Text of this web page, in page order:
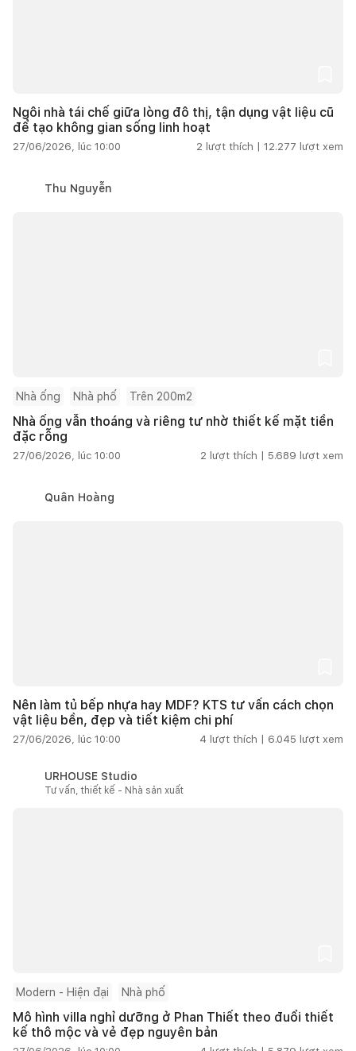
Ngôi nhà tái chế giữa lòng đô thị, tận dụng vật liệu cũ
để tạo không gian sống linh hoạt
27/06/2026, lúc 10:00 2 lượt thích | 12.277 lượt xem
Thu Nguyễn
Nhà ống Nhà phố Trên 200m2
Nhà ống vẫn thoáng và riêng tư nhờ thiết kế mặt tiền
đặc rỗng
27/06/2026, lúc 10:00 2 lượt thích | 5.689 lượt xem
Quân Hoàng
Nên làm tủ bếp nhựa hay MDF? KTS tư vấn cách chọn
vật liệu bền, đẹp và tiết kiệm chi phí
27/06/2026, lúc 10:00 4 lượt thích | 6.045 lượt xem
URHOUSE Studio
Tư vấn, thiết kế - Nhà sản xuất
Modern - Hiện đại Nhà phố
Mô hình villa nghỉ dưỡng ở Phan Thiết theo đuổi thiết
kế thô mộc và vẻ đẹp nguyên bản